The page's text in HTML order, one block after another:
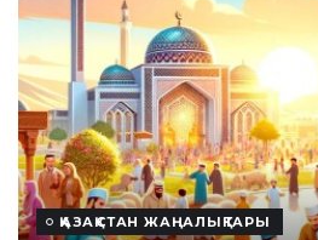
ҚАЗАҚСТАН ЖАҢАЛЫҚТАРЫ